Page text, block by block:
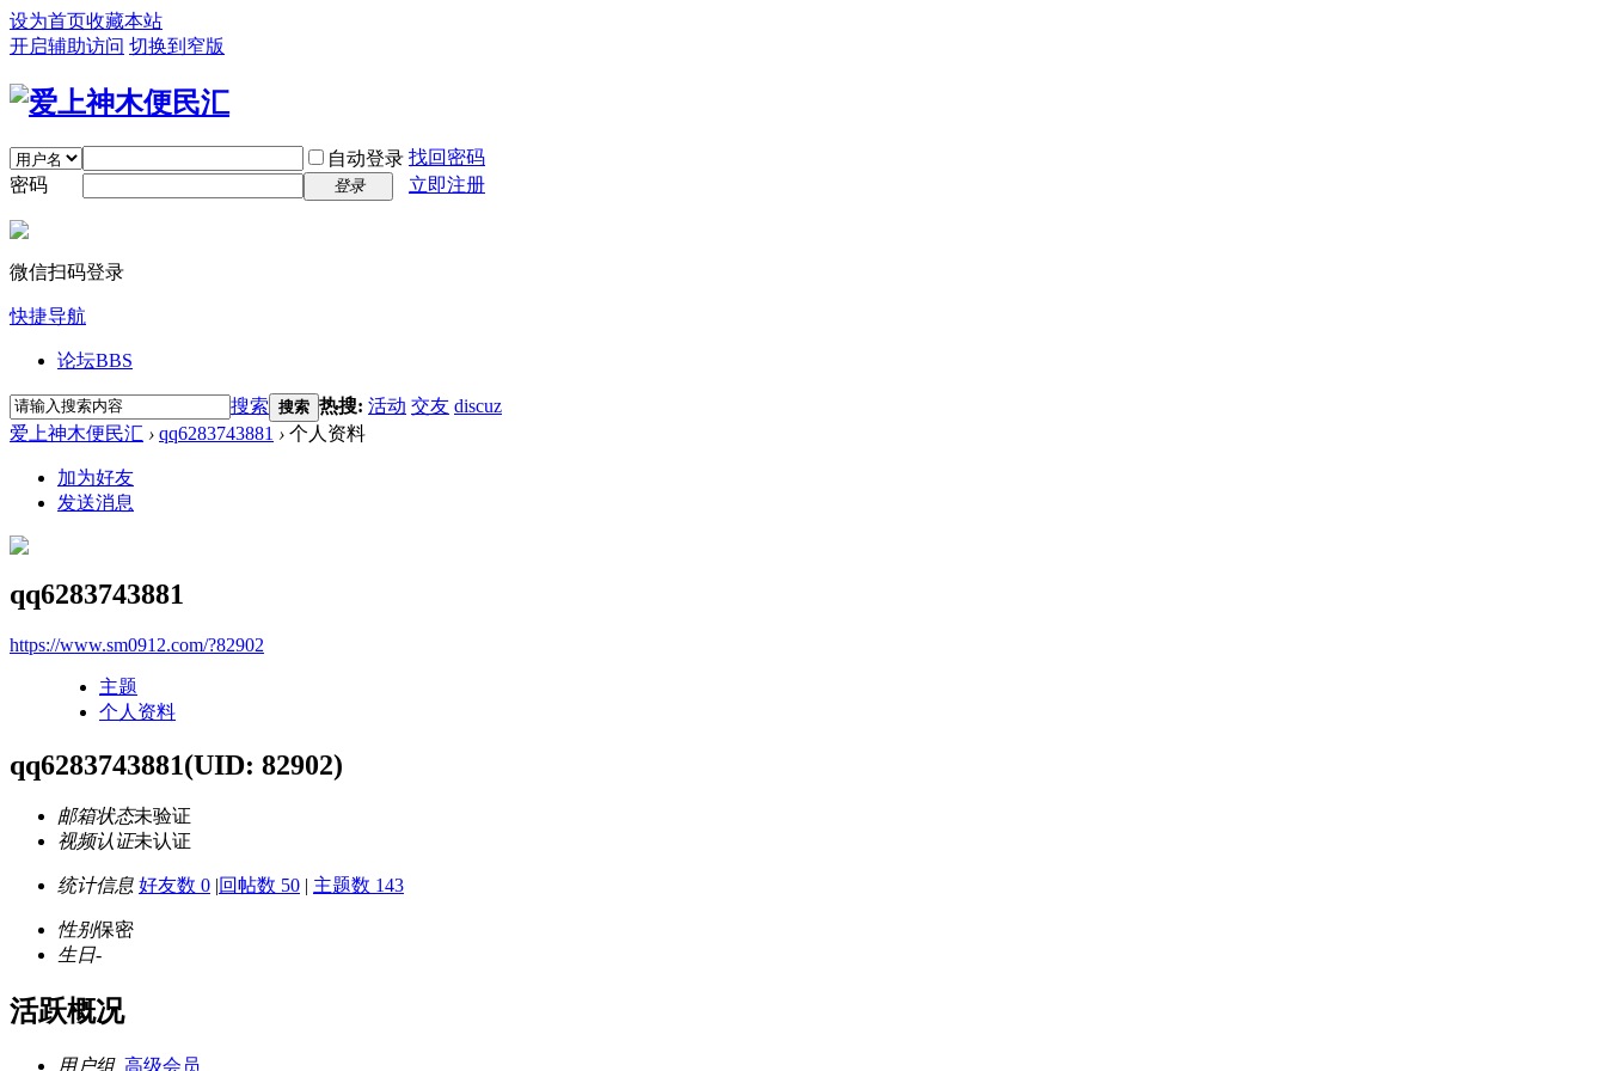
设为首页收藏本站
开启辅助访问 切换到窄版
自动登录 找回密码
密码
登录 立即注册
微信扫码登录
快捷导航
论坛BBS
搜索 搜索 热搜: 活动 交友 discuz
爱上神木便民汇 › qq6283743881 › 个人资料
加为好友
发送消息
qq6283743881
https://www.sm0912.com/?82902
主题
个人资料
qq6283743881(UID: 82902)
邮箱状态未验证
视频认证未认证
统计信息 好友数 0 |回帖数 50 | 主题数 143
性别保密
生日-
活跃概况
用户组 高级会员